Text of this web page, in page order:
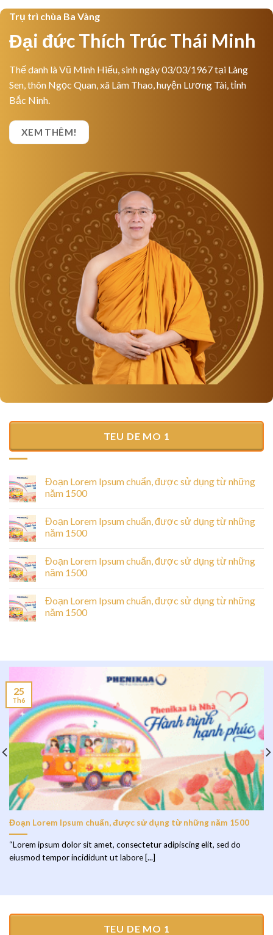
Trụ trì chùa Ba Vàng
Đại đức Thích Trúc Thái Minh
Thế danh là Vũ Minh Hiếu, sinh ngày 03/03/1967 tại Làng
Sen, thôn Ngọc Quan, xã Lâm Thao, huyện Lương Tài, tỉnh
Bắc Ninh.
XEM THÊM!
TEU DE MO 1
Đoạn Lorem Ipsum chuẩn, được sử dụng từ những
năm 1500
Đoạn Lorem Ipsum chuẩn, được sử dụng từ những
năm 1500
Đoạn Lorem Ipsum chuẩn, được sử dụng từ những
năm 1500
Đoạn Lorem Ipsum chuẩn, được sử dụng từ những
năm 1500
Đoạn Lorem Ipsum chuẩn, được sử dụng từ những năm 1500
“Lorem ipsum dolor sit amet, consectetur adipiscing elit, sed do
eiusmod tempor incididunt ut labore [...]
25
Th6
TEU DE MO 1